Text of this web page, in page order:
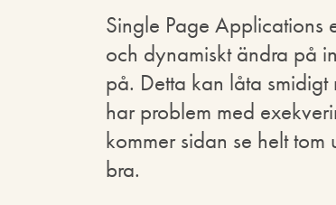
Single Page Applications
och dynamiskt ändra på
på. Detta kan låta
har problem med
kommer sidan se helt
bra.